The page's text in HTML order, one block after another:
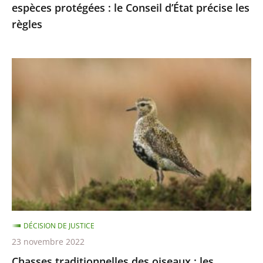
les
règles
espèces protégées : le Conseil d’État précise les
règles
2022
sont
illégales
DÉCISION DE JUSTICE
23 novembre 2022